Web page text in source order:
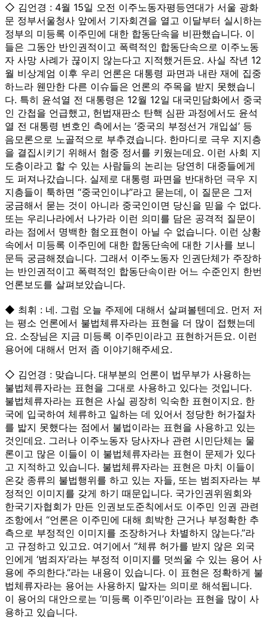
◇ 김언경 : 4월 15일 오전 이주노동자평등연대가 서울 광화
문 정부서울청사 앞에서 기자회견을 열고 이달부터 실시하는
정부의 미등록 이주민에 대한 합동단속을 비판했습니다. 이
들은 그동안 반인권적이고 폭력적인 합동단속으로 이주노동
자 사망 사례가 끊이지 않는다고 지적했거든요. 사실 작년 12
월 비상계엄 이후 우리 언론은 대통령 파면과 내란 재에 집중
하느라 웬만한 다른 이슈들은 언론의 주목을 받지 못했습니
다. 특히 윤석열 전 대통령은 12월 12일 대국민담화에서 중국
인 간첩을 언급했고, 헌법재판소 탄핵 심판 과정에서도 윤석
열 전 대통령 변호인 측에서는 ‘중국의 부정선거 개입설’ 등
음모론으로 노골적으로 부추겼습니다. 한마디로 극우 지지층
을 결집시키기 위해서 혐중 정서를 키웠는데요. 이런 사회 지
도층이라고 할 수 있는 사람들의 논리는 당연히 대중들에게
도 퍼져나갔습니다. 실제로 대통령 파면을 반대하던 극우 지
지층들이 툭하면 “중국인이냐”라고 묻는데, 이 질문은 그저
궁금해서 묻는 것이 아니라 중국인이면 당신을 믿을 수 없다.
또는 우리나라에서 나가라 이런 의미를 담은 공격적 질문이
라는 점에서 명백한 혐오표현이 아닐 수 없습니다. 이런 상황
속에서 미등록 이주민에 대한 합동단속에 대한 기사를 보니
문득 궁금해졌습니다. 그래서 이주노동자 인권단체가 주장하
는 반인권적이고 폭력적인 합동단속이란 어느 수준인지 한번
언론보도를 살펴보았습니다.
◆ 최휘 : 네. 그럼 오늘 주제에 대해서 살펴볼텐데요. 먼저 저
는 평소 언론에서 불법체류자라는 표현을 더 많이 접했는데
요. 소장님은 지금 미등록 이주민이라고 표현하거든요. 이런
용어에 대해서 먼저 좀 이야기해주세요.
◇ 김언경 : 맞습니다. 대부분의 언론이 법무부가 사용하는
불법체류자라는 표현을 그대로 사용하고 있다는 것입니다.
불법체류자라는 표현은 사실 굉장히 익숙한 표현이지요. 한
국에 입국하여 체류하고 일하는 데 있어서 정당한 허가절차
를 밟지 못했다는 점에서 불법이라는 표현을 사용하고 있는
것인데요. 그러나 이주노동자 당사자나 관련 시민단체는 물
론이고 많은 이들이 이 불법체류자라는 표현이 문제가 있다
고 지적하고 있습니다. 불법체류자라는 표현은 마치 이들이
온갖 종류의 불법행위를 하고 있는 자들, 또는 범죄자라는 부
정적인 이미지를 갖게 하기 때문입니다. 국가인권위원회와
한국기자협회가 만든 인권보도준칙에서도 이주민 인권 관련
조항에서 “언론은 이주민에 대해 희박한 근거나 부정확한 추
측으로 부정적인 이미지를 조장하거나 차별하지 않는다.”라
고 규정하고 있고요. 여기에서 “체류 허가를 받지 않은 외국
인에게 ‘범죄자’라는 부정적 이미지를 덧씌울 수 있는 용어 사
용에 주의한다.”라는 내용이 있습니다. 이 표현은 정확하게 불
법체류자라는 용어는 사용하지 말자는 의미로 해석됩니다.
이 용어의 대안으로는 ‘미등록 이주민’이라는 표현을 많이 사
용하고 있습니다.